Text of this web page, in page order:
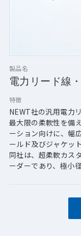
製品名
電力リード線
特徴
NEWT社の汎用電力
最大限の柔軟性を備
ーション向けに、幅
ールド及びジャケッ
同社は、超柔軟カス
ーダーであり、極小
一般的ですが、同社
超細線撚り線技術と
たは極低温、耐薬品
お客様の特定要件に